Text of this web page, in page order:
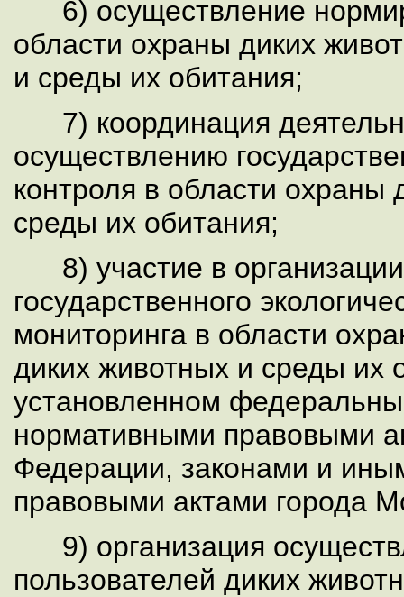
6) осуществление
области охраны диких
и среды их обитания;
7) координация
осуществлению
контроля в области охраны
среды их обитания;
8) участие в
государственного
мониторинга в области
диких животных и среды их
установленном
нормативными правовыми
Федерации, законами и
правовыми актами города
9) организация
пользователей диких